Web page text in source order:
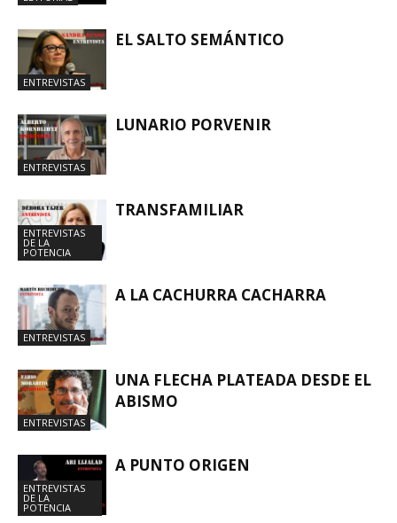
ENTREVISTAS
EL SALTO SEMÁNTICO
ENTREVISTAS
LUNARIO PORVENIR
ENTREVISTAS
DE LA
POTENCIA
TRANSFAMILIAR
ENTREVISTAS
A LA CACHURRA CACHARRA
ENTREVISTAS
UNA FLECHA PLATEADA DESDE EL
ABISMO
ENTREVISTAS
DE LA
POTENCIA
A PUNTO ORIGEN